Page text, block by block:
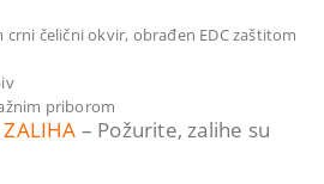
crni čelični okvir, obrađen EDC zaštitom
priborom
– Požurite, zalihe su